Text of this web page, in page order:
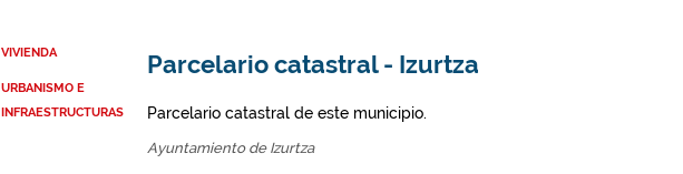
VIVIENDA
URBANISMO E
INFRAESTRUCTURAS
Parcelario catastral - Izurtza
Parcelario catastral de este municipio.
Ayuntamiento de Izurtza